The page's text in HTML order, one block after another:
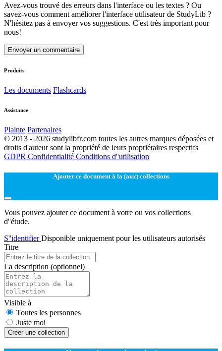
Avez-vous trouvé des erreurs dans l'interface ou les textes ? Ou
savez-vous comment améliorer l'interface utilisateur de StudyLib ?
N'hésitez pas à envoyer vos suggestions. C'est très important pour
nous!
Envoyer un commentaire
Produits
Les documents Flashcards
Assistance
Plainte Partenaires
© 2013 - 2026 studylibfr.com toutes les autres marques déposées et
droits d'auteur sont la propriété de leurs propriétaires respectifs
GDPR Confidentialité Conditions d''utilisation
Ajouter ce document à la (aux) collections
Vous pouvez ajouter ce document à votre ou vos collections
d''étude.
S''identifierDisponible uniquement pour les utilisateurs autorisés
Titre
La description (optionnel)
Visible à
Toutes les personnes
Juste moi
Créer une collection